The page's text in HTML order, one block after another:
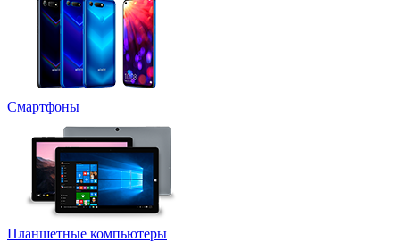
Смартфоны
Планшетные компьютеры